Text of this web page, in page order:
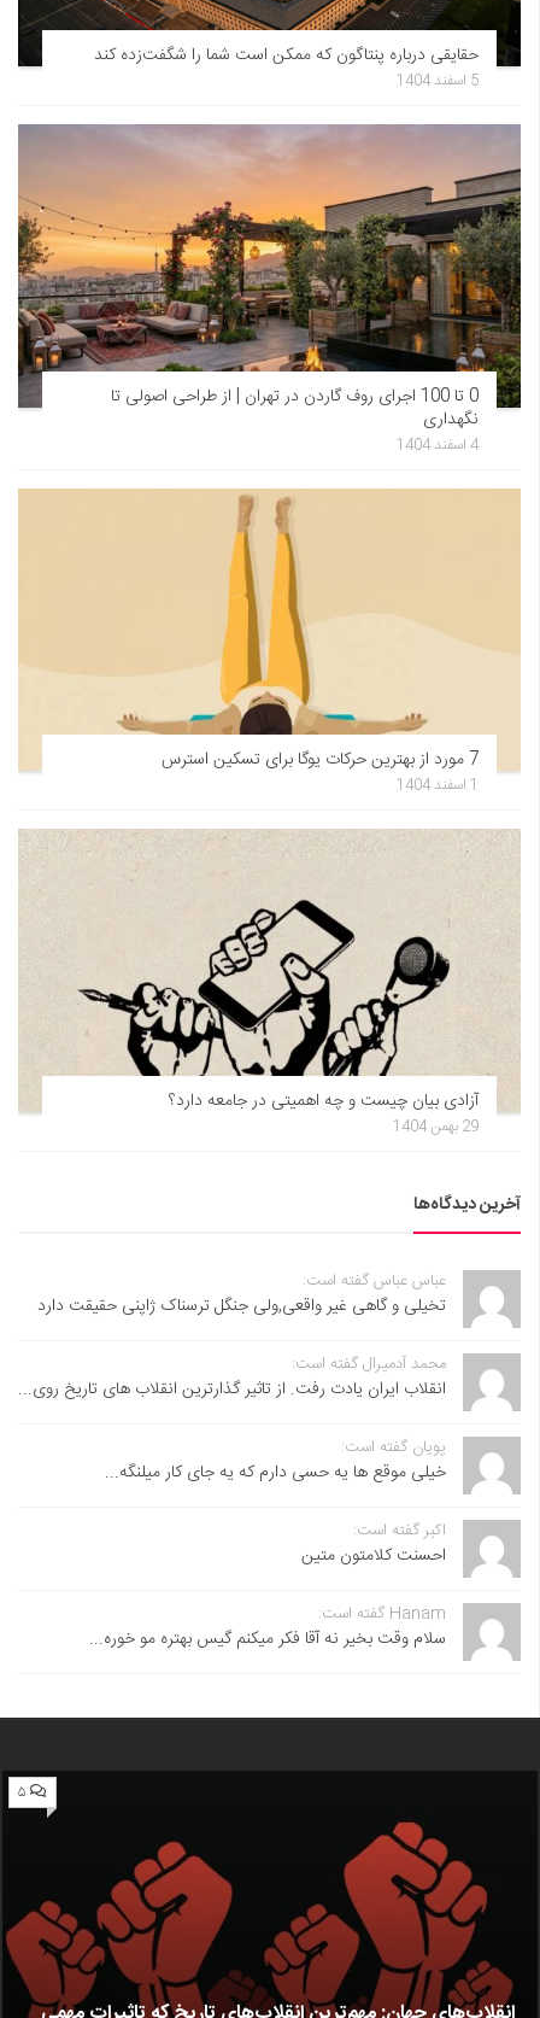
حقایقی درباره پنتاگون که ممکن است شما را شگفت‌زده کند
5 اسفند 1404
0 تا 100 اجرای روف گاردن در تهران | از طراحی اصولی تا
نگهداری
4 اسفند 1404
7 مورد از بهترین حرکات یوگا برای تسکین استرس
1 اسفند 1404
آزادی بیان چیست و چه اهمیتی در جامعه دارد؟
29 بهمن 1404
آخرین دیدگاه‌ها
عباس عباس گفته است:
تخیلی و گاهی غیر واقعی,ولی جنگل ترسناک ژاپنی حقیقت دارد
محمد آدمیرال گفته است:
انقلاب ایران یادت رفت. از تاثیر گذارترین انقلاب های تاریخ روی...
پویان گفته است:
خیلی موقع ها یه حسی دارم که یه جای کار میلنگه...
اکبر گفته است:
احسنت ‌کلامتون متین
Hanam گفته است:
سلام وقت بخیر نه آقا فکر میکنم گیس بهتره مو خوره...
۵